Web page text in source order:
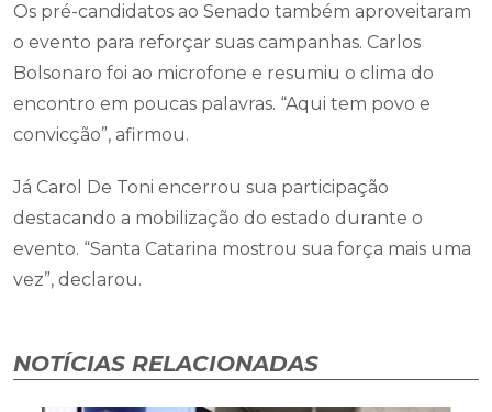
Os pré-candidatos ao Senado também aproveitaram
o evento para reforçar suas campanhas. Carlos
Bolsonaro foi ao microfone e resumiu o clima do
encontro em poucas palavras. “Aqui tem povo e
convicção”, afirmou.
Já Carol De Toni encerrou sua participação
destacando a mobilização do estado durante o
evento. “Santa Catarina mostrou sua força mais uma
vez”, declarou.
NOTÍCIAS RELACIONADAS